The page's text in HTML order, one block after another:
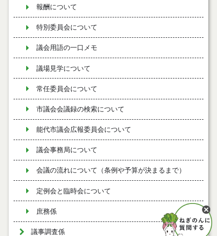
報酬について
特別委員会について
議会用語の一口メモ
議場見学について
常任委員会について
市議会会議録の検索について
能代市議会広報委員会について
議会事務局について
会議の流れについて（条例や予算が決まるまで）
定例会と臨時会について
庶務係
議事調査係